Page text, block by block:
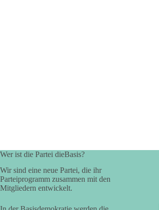
Wer ist die Partei dieBasis?
Wir sind eine neue Partei, die ihr
Parteiprogramm zusammen mit den
Mitgliedern entwickelt.